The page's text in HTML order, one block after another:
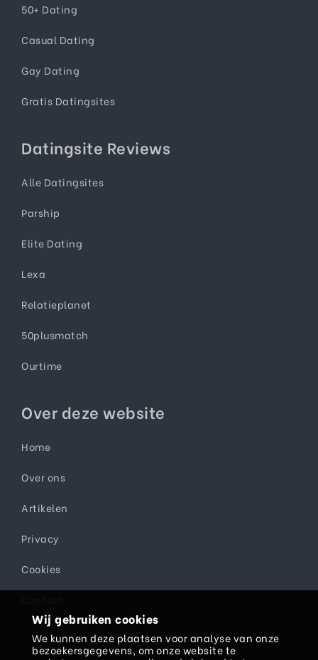
50+ Dating
Casual Dating
Gay Dating
Gratis Datingsites
Datingsite Reviews
Alle Datingsites
Parship
Elite Dating
Lexa
Relatieplanet
50plusmatch
Ourtime
Over deze website
Home
Over ons
Artikelen
Privacy
Cookies
Wij gebruiken cookies
We kunnen deze plaatsen voor analyse van onze
bezoekersgegevens, om onze website te